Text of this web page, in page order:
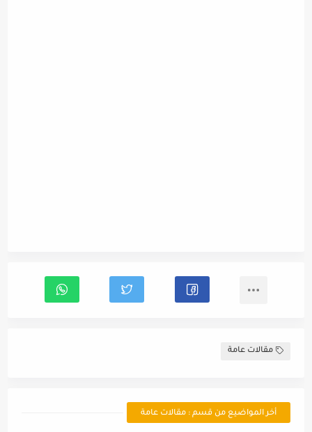
مقالات عامة
أخر المواضيع من قسم : مقالات عامة